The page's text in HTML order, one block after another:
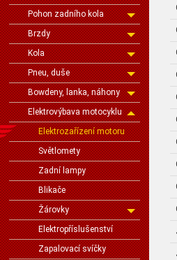
Pohon zadního kola
Brzdy
Kola
Pneu, duše
Bowdeny, lanka, náhony
Elektrovýbava motocyklu
Elektrozařízení motoru
Světlomety
Zadní lampy
Blikače
Žárovky
Elektropříslušenství
Zapalovací svíčky